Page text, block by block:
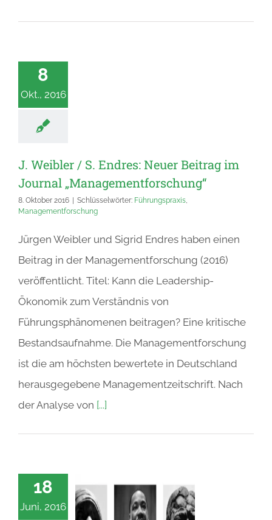
8
Okt., 2016
J. Weibler / S. Endres: Neuer Beitrag im
Journal „Managementforschung“
8. Oktober 2016 Schlüsselwörter: Führungspraxis,
Managementforschung
Jürgen Weibler und Sigrid Endres haben einen
Beitrag in der Managementforschung (2016)
veröffentlicht. Titel: Kann die Leadership-
Ökonomik zum Verständnis von
Führungsphänomenen beitragen? Eine kritische
Bestandsaufnahme. Die Managementforschung
ist die am höchsten bewertete in Deutschland
herausgegebene Managementzeitschrift. Nach
der Analyse von [...]
18
Juni, 2016